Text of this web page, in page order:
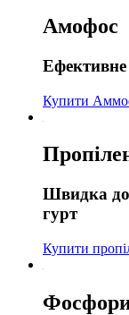
Амофос
Купити
Швидка
гурт
Купити